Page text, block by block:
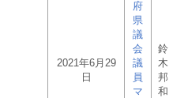
2021年6月29
日
府
県
議
会
議
員
マ
鈴
木
邦
和